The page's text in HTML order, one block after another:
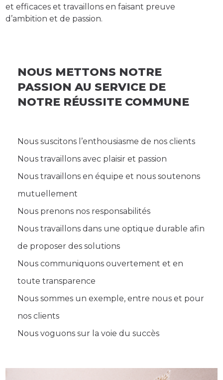
et efficaces et travaillons en faisant preuve
d’ambition et de passion.
NOUS METTONS NOTRE
PASSION AU SERVICE DE
NOTRE RÉUSSITE COMMUNE
Nous suscitons l’enthousiasme de nos clients
Nous travaillons avec plaisir et passion
Nous travaillons en équipe et nous soutenons
mutuellement
Nous prenons nos responsabilités
Nous travaillons dans une optique durable afin
de proposer des solutions
Nous communiquons ouvertement et en
toute transparence
Nous sommes un exemple, entre nous et pour
nos clients
Nous voguons sur la voie du succès